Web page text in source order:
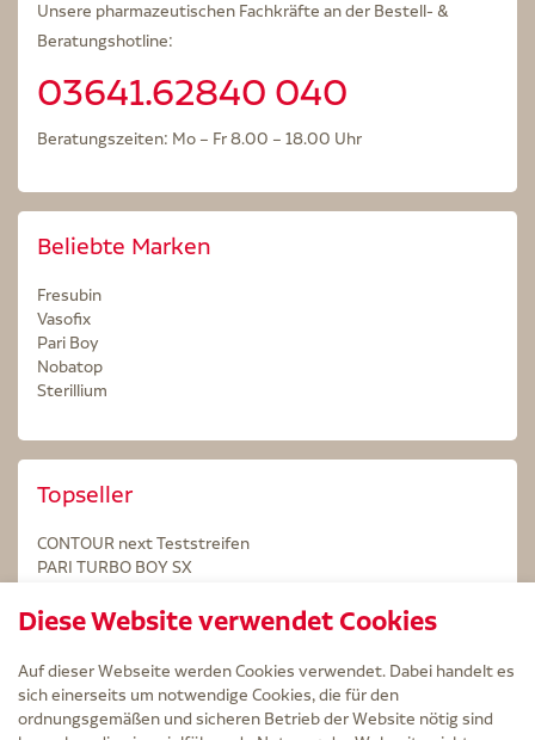
Unsere pharmazeutischen Fachkräfte an der Bestell- &
Beratungshotline:
03641.62840 040
Beratungszeiten: Mo – Fr 8.00 – 18.00 Uhr
Beliebte Marken
Fresubin
Vasofix
Pari Boy
Nobatop
Sterillium
Topseller
CONTOUR next Teststreifen
PARI TURBO BOY SX
Kintex Kinesiologie Tape blau
Diese Website verwendet Cookies
Auf dieser Webseite werden Cookies verwendet. Dabei handelt es
sich einerseits um notwendige Cookies, die für den
ordnungsgemäßen und sicheren Betrieb der Website nötig sind